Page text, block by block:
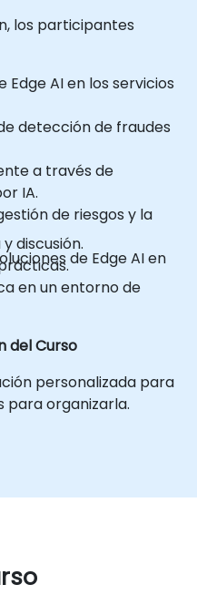
los participantes
AI en los servicios
detección de fraudes
a través de
IA.
de riesgos y la
de Edge AI en
discusión.
en un entorno de
del Curso
personalizada para
para organizarla.